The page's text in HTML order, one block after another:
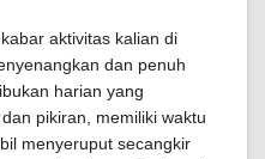
aktivitas kalian di
dan penuh
harian yang
pikiran, memiliki waktu
menyeruput secangkir